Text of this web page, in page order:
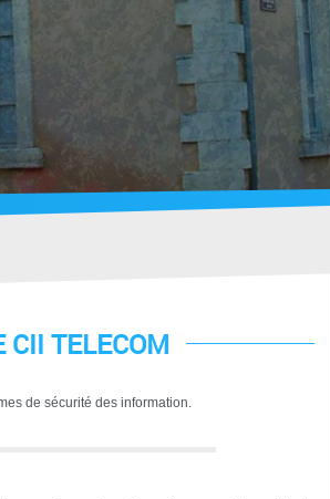
CII TELECOM
de sécurité des information.